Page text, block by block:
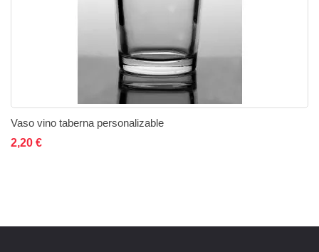
Vaso vino taberna personalizable
2,20 €